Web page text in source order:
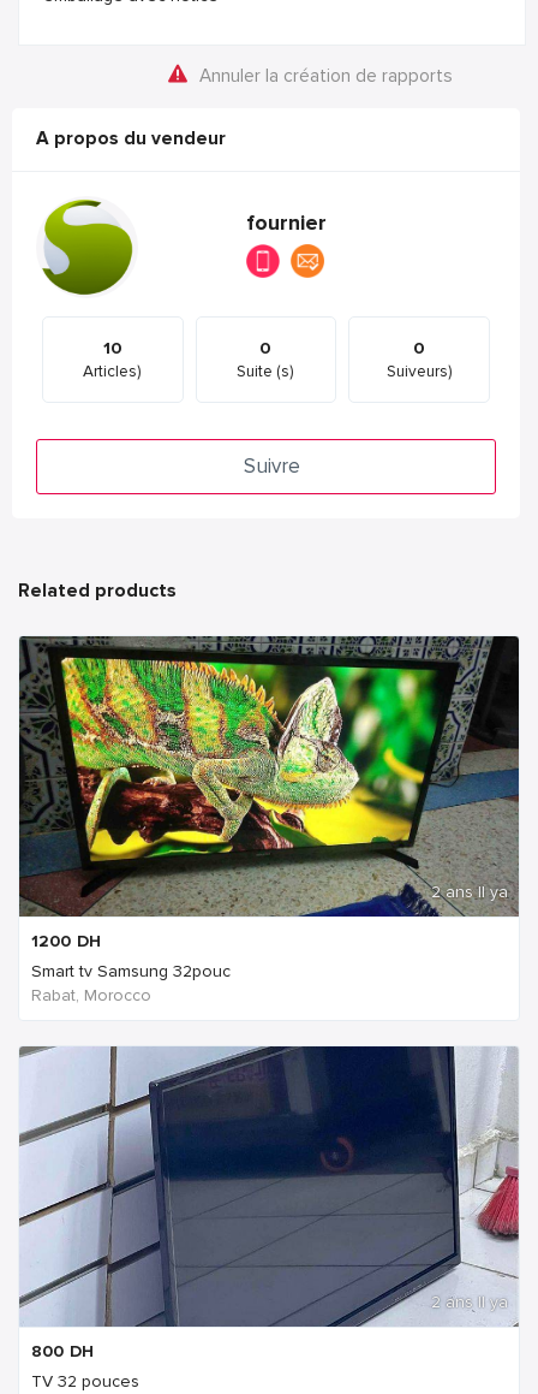
Annuler la création de rapports
A propos du vendeur
fournier
10
Articles)
0
Suite (s)
0
Suiveurs)
Suivre
Related products
2 ans Il ya
1200 DH
Smart tv Samsung 32pouc
Rabat, Morocco
2 ans Il ya
800 DH
TV 32 pouces